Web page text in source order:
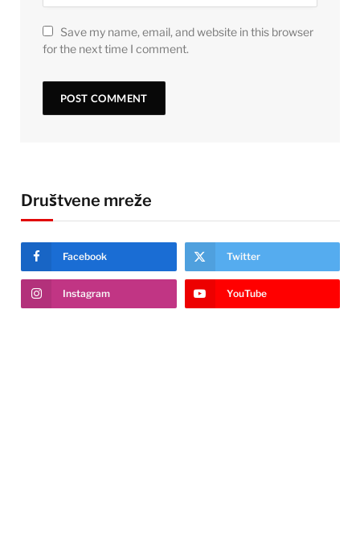
Save my name, email, and website in this browser
for the next time I comment.
Društvene mreže
Facebook Twitter
Instagram YouTube